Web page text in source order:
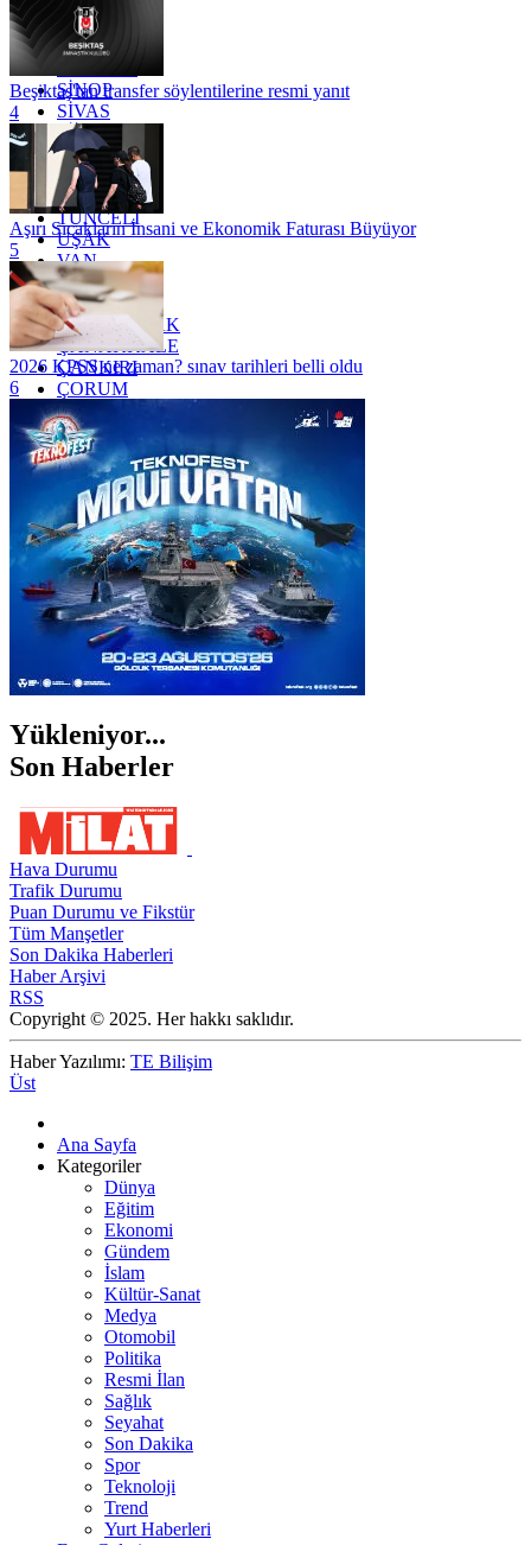
OSMANİYE
RİZE
SAKARYA
SİNOP
SİVAS
SİİRT
TEKİRDAĞ
TOKAT
TRABZON
TUNCELİ
UŞAK
VAN
YALOVA
YOZGAT
ZONGULDAK
ÇANAKKALE
ÇANKIRI
ÇORUM
İSTANBUL
İZMİR
ŞANLIURFA
ŞIRNAK
Beşiktaş'tan transfer söylentilerine resmi yanıt
4
Aşırı Sıcakların İnsani ve Ekonomik Faturası Büyüyor
5
2026 KPSS ne zaman? sınav tarihleri belli oldu
6
Yükleniyor...
Son Haberler
Hava Durumu
Trafik Durumu
Puan Durumu ve Fikstür
Tüm Manşetler
Son Dakika Haberleri
Haber Arşivi
RSS
Copyright © 2025. Her hakkı saklıdır.
Haber Yazılımı: TE Bilişim
Üst
Ana Sayfa
Kategoriler
Dünya
Eğitim
Ekonomi
Gündem
İslam
Kültür-Sanat
Medya
Otomobil
Politika
Resmi İlan
Sağlık
Seyahat
Son Dakika
Spor
Teknoloji
Trend
Yurt Haberleri